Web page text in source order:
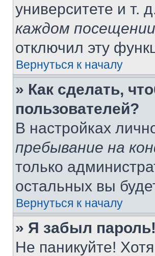
университете и т.
каждом посещении
отключил эту
Вернуться к началу
» Как сделать,
пользователей?
В настройках
пребывание на
только
остальных вы
Вернуться к началу
» Я забыл пароль!
Не паникуйте!